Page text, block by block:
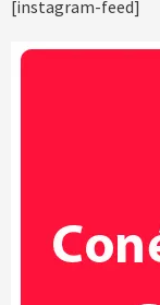
[instagram-feed]